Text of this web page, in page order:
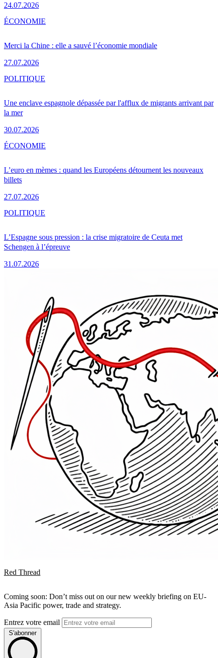
24.07.2026
Merci la Chine : elle a sauvé l’économie mondiale
27.07.2026
ÉCONOMIE
Une enclave espagnole dépassée par l'afflux de migrants arrivant par
la mer
30.07.2026
POLITIQUE
L’euro en mèmes : quand les Européens détournent les nouveaux
billets
27.07.2026
ÉCONOMIE
L’Espagne sous pression : la crise migratoire de Ceuta met
Schengen à l’épreuve
31.07.2026
POLITIQUE
Red Thread
Coming soon: Don’t miss out on our new weekly briefing on EU-
Asia Pacific power, trade and strategy.
Entrez votre email
S'abonner